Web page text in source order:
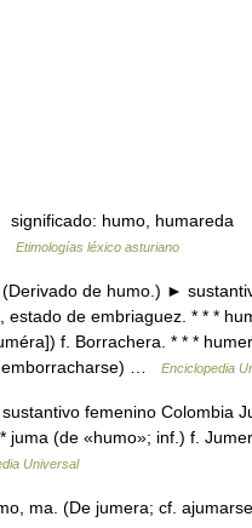
humo, humareda
Etimologías léxico asturiano
de humo.) ►
estado de embriaguez. * * *
f. Borrachera. * * *
emborracharse) …
Enciclopedia
femenino Colombia
juma (de «humo»; inf.) f.
Universal
ma. (De jumera; cf.